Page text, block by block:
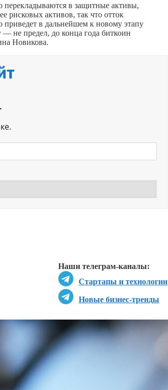
перекладываются в защитные активы,
рисковых активов, так что отток
приведет в дальнейшем к новому этапу
не предел, до конца года биткоин
Новикова.
Наши телеграм-каналы:
Стартапы и технологии
Новые бизнес-тренды